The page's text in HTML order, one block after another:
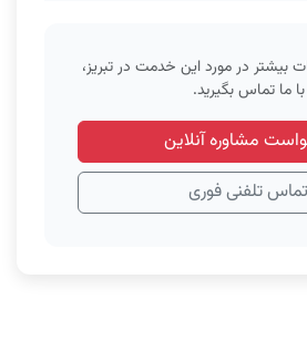
بیشتر در مورد این خدمت در تبریز،
با ما تماس بگیرید.
مشاوره آنلاین
تماس تلفنی فوری